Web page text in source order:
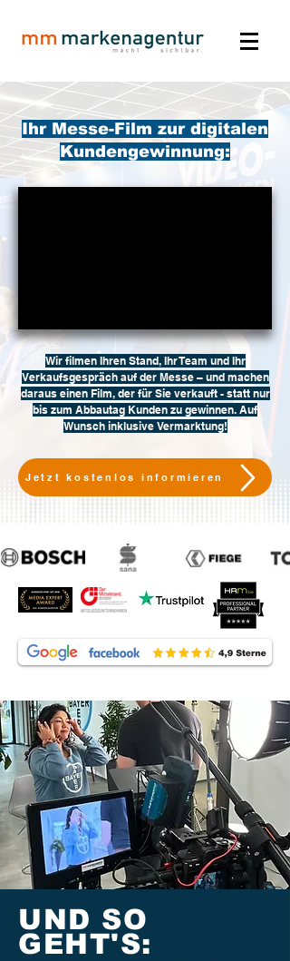
Ihr Messe-Film zur digitalen
Kundengewinnung:
Wir filmen Ihren Stand, Ihr Team und Ihr
Verkaufsgespräch auf der Messe – und machen
daraus einen Film, der für Sie verkauft - statt nur
bis zum Abbautag Kunden zu gewinnen. Auf
Wunsch inklusive Vermarktung!
Jetzt kostenlos informieren
UND SO
GEHT'S: